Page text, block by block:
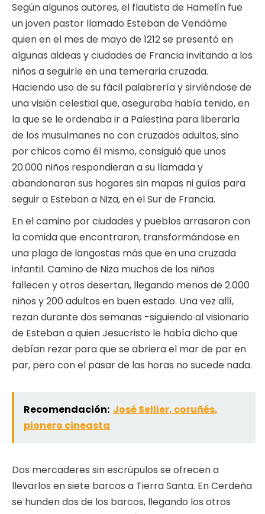
Según algunos autores, el flautista de Hamelín fue
un joven pastor llamado Esteban de Vendôme
quien en el mes de mayo de 1212 se presentó en
algunas aldeas y ciudades de Francia invitando a los
niños a seguirle en una temeraria cruzada.
Haciendo uso de su fácil palabrería y sirviéndose de
una visión celestial que, aseguraba había tenido, en
la que se le ordenaba ir a Palestina para liberarla
de los musulmanes no con cruzados adultos, sino
por chicos como él mismo, consiguió que unos
20.000 niños respondieran a su llamada y
abandonaran sus hogares sin mapas ni guías para
seguir a Esteban a Niza, en el Sur de Francia.
En el camino por ciudades y pueblos arrasaron con
la comida que encontraron, transformándose en
una plaga de langostas más que en una cruzada
infantil. Camino de Niza muchos de los niños
fallecen y otros desertan, llegando menos de 2.000
niños y 200 adultos en buen estado. Una vez allí,
rezan durante dos semanas -siguiendo al visionario
de Esteban a quien Jesucristo le había dicho que
debían rezar para que se abriera el mar de par en
par, pero con el pasar de las horas no sucede nada.
Recomendación: José Sellier, coruñés,
pionero cineasta
Dos mercaderes sin escrúpulos se ofrecen a
llevarlos en siete barcos a Tierra Santa. En Cerdeña
se hunden dos de los barcos, llegando los otros